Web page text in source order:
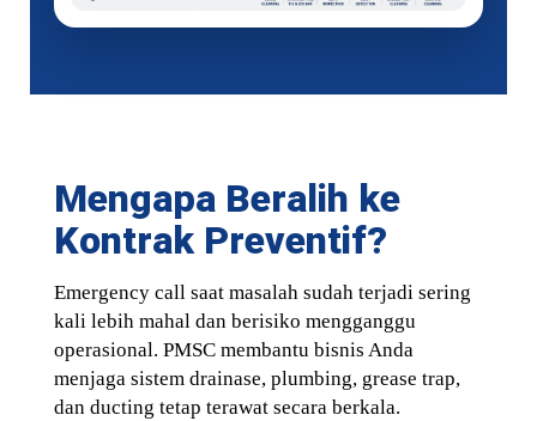
Mengapa Beralih ke
Kontrak Preventif?
Emergency call saat masalah sudah terjadi sering
kali lebih mahal dan berisiko mengganggu
operasional. PMSC membantu bisnis Anda
menjaga sistem drainase, plumbing, grease trap,
dan ducting tetap terawat secara berkala.